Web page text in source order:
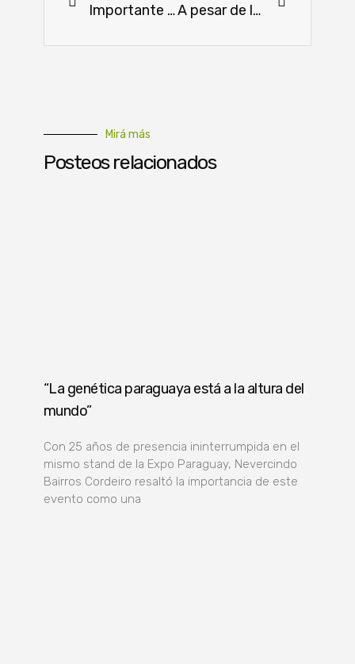
Importante programa de innovación agroganadero será implementado por el IPTA A pesar de los esfuerzos, no hay avances debido a precios bajos
Mirá más
Posteos relacionados
“La genética paraguaya está a la altura del
mundo”
Con 25 años de presencia ininterrumpida en el
mismo stand de la Expo Paraguay, Nevercindo
Bairros Cordeiro resaltó la importancia de este
evento como una